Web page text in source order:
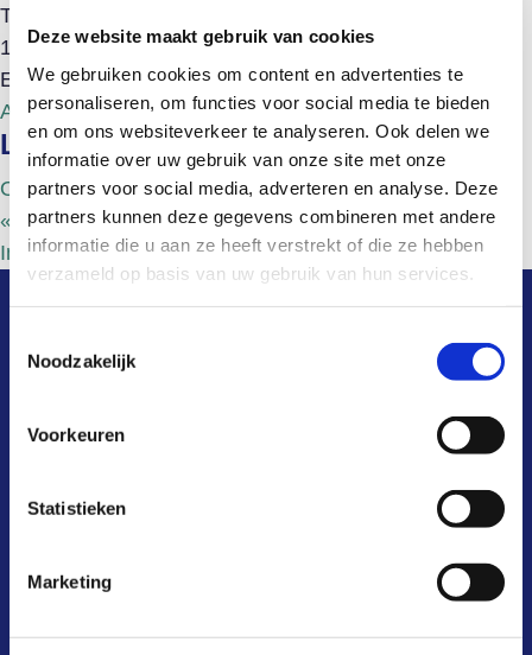
Deze website maakt gebruik van cookies
We gebruiken cookies om content en advertenties te
personaliseren, om functies voor social media te bieden
en om ons websiteverkeer te analyseren. Ook delen we
informatie over uw gebruik van onze site met onze
partners voor social media, adverteren en analyse. Deze
partners kunnen deze gegevens combineren met andere
informatie die u aan ze heeft verstrekt of die ze hebben
verzameld op basis van uw gebruik van hun services.
Noodzakelijk
Voorkeuren
Statistieken
Marketing
Tijd:
10:00-11:30
Evenement Categorie: Informatiebijeenkomsten
Algemeen
Locatie
Online
« Informatiebijeenkomst
Informatiebijeenkomst »
wat is het?
kosten & baten